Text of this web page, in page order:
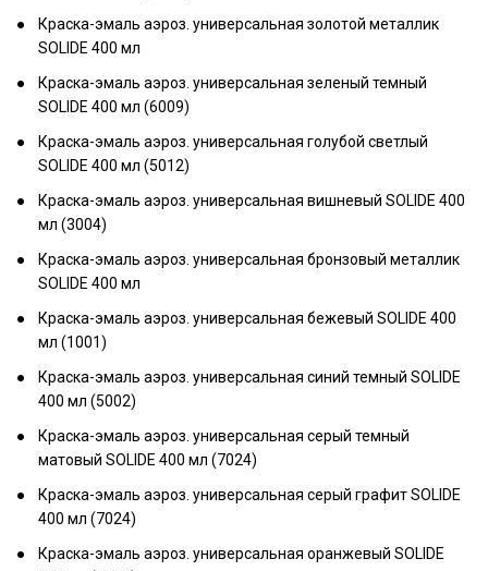
Краска-эмаль аэроз. универсальная золотой металлик
SOLIDE 400 мл
Краска-эмаль аэроз. универсальная зеленый темный
SOLIDE 400 мл (6009)
Краска-эмаль аэроз. универсальная голубой светлый
SOLIDE 400 мл (5012)
Краска-эмаль аэроз. универсальная вишневый SOLIDE 400
мл (3004)
Краска-эмаль аэроз. универсальная бронзовый металлик
SOLIDE 400 мл
Краска-эмаль аэроз. универсальная бежевый SOLIDE 400
мл (1001)
Краска-эмаль аэроз. универсальная синий темный SOLIDE
400 мл (5002)
Краска-эмаль аэроз. универсальная серый темный
матовый SOLIDE 400 мл (7024)
Краска-эмаль аэроз. универсальная серый графит SOLIDE
400 мл (7024)
Краска-эмаль аэроз. универсальная оранжевый SOLIDE